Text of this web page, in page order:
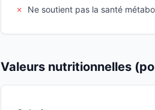
✗
Ne soutient pas la santé
Valeurs nutritionnelles